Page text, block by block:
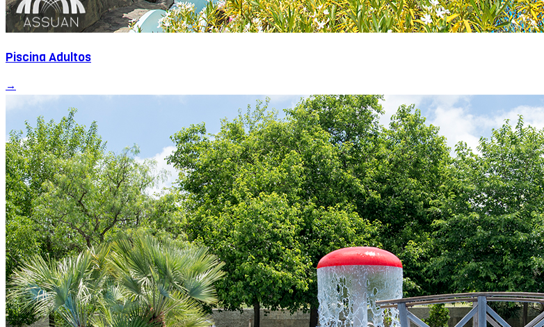
Piscina Adultos
→